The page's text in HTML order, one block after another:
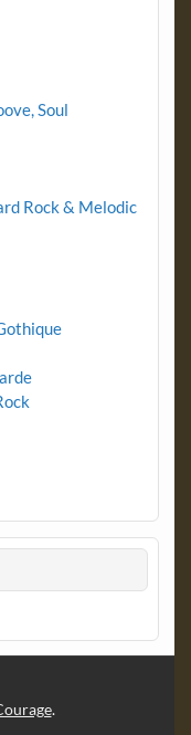
Soul
Rock & Melodic
.